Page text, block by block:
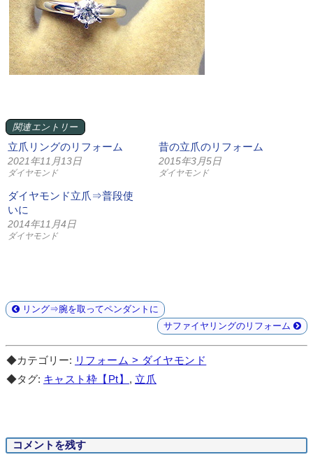
関連エントリー
立爪リングのリフォーム
2021年11月13日
ダイヤモンド
昔の立爪のリフォーム
2015年3月5日
ダイヤモンド
ダイヤモンド立爪⇒普段使
いに
2014年11月4日
ダイヤモンド
リング⇒腕を取ってペンダントに
サファイヤリングのリフォーム
◆カテゴリー: リフォーム > ダイヤモンド
◆タグ: キャスト枠【Pt】 , 立爪
コメントを残す